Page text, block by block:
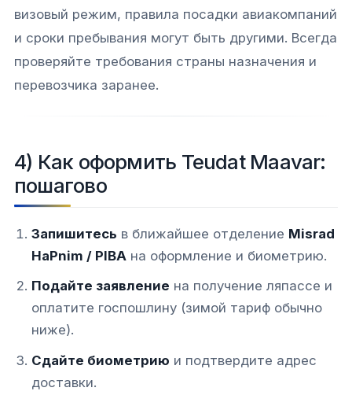
визовый режим, правила посадки авиакомпаний
и сроки пребывания могут быть другими. Всегда
проверяйте требования страны назначения и
перевозчика заранее.
4) Как оформить Teudat Maavar:
пошагово
Запишитесь в ближайшее отделение Misrad
HaPnim / PIBA на оформление и биометрию.
Подайте заявление на получение ляпассе и
оплатите госпошлину (зимой тариф обычно
ниже).
Сдайте биометрию и подтвердите адрес
доставки.